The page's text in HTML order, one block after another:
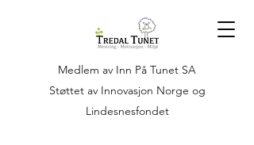
Medlem av Inn På Tunet SA
Støttet av Innovasjon Norge og
Lindesnesfondet